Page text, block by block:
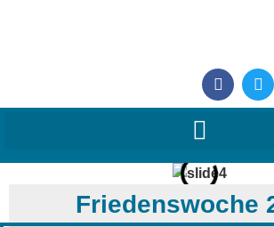
Friedenswoche